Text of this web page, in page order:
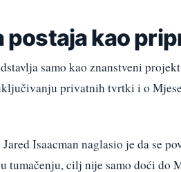
postaja kao
samo kao znanstveni
privatnih tvrtki i o
Isaacman naglasio je da se
tumačenju, cilj nije samo doći do